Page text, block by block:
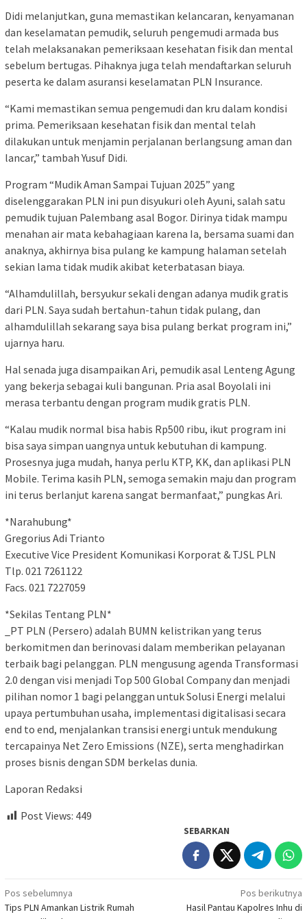
Didi melanjutkan, guna memastikan kelancaran, kenyamanan
dan keselamatan pemudik, seluruh pengemudi armada bus
telah melaksanakan pemeriksaan kesehatan fisik dan mental
sebelum bertugas. Pihaknya juga telah mendaftarkan seluruh
peserta ke dalam asuransi keselamatan PLN Insurance.
“Kami memastikan semua pengemudi dan kru dalam kondisi
prima. Pemeriksaan kesehatan fisik dan mental telah
dilakukan untuk menjamin perjalanan berlangsung aman dan
lancar,” tambah Yusuf Didi.
Program “Mudik Aman Sampai Tujuan 2025” yang
diselenggarakan PLN ini pun disyukuri oleh Ayuni, salah satu
pemudik tujuan Palembang asal Bogor. Dirinya tidak mampu
menahan air mata kebahagiaan karena Ia, bersama suami dan
anaknya, akhirnya bisa pulang ke kampung halaman setelah
sekian lama tidak mudik akibat keterbatasan biaya.
“Alhamdulillah, bersyukur sekali dengan adanya mudik gratis
dari PLN. Saya sudah bertahun-tahun tidak pulang, dan
alhamdulillah sekarang saya bisa pulang berkat program ini,”
ujarnya haru.
Hal senada juga disampaikan Ari, pemudik asal Lenteng Agung
yang bekerja sebagai kuli bangunan. Pria asal Boyolali ini
merasa terbantu dengan program mudik gratis PLN.
“Kalau mudik normal bisa habis Rp500 ribu, ikut program ini
bisa saya simpan uangnya untuk kebutuhan di kampung.
Prosesnya juga mudah, hanya perlu KTP, KK, dan aplikasi PLN
Mobile. Terima kasih PLN, semoga semakin maju dan program
ini terus berlanjut karena sangat bermanfaat,” pungkas Ari.
*Narahubung*
Gregorius Adi Trianto
Executive Vice President Komunikasi Korporat & TJSL PLN
Tlp. 021 7261122
Facs. 021 7227059
*Sekilas Tentang PLN*
_PT PLN (Persero) adalah BUMN kelistrikan yang terus
berkomitmen dan berinovasi dalam memberikan pelayanan
terbaik bagi pelanggan. PLN mengusung agenda Transformasi
2.0 dengan visi menjadi Top 500 Global Company dan menjadi
pilihan nomor 1 bagi pelanggan untuk Solusi Energi melalui
upaya pertumbuhan usaha, implementasi digitalisasi secara
end to end, menjalankan transisi energi untuk mendukung
tercapainya Net Zero Emissions (NZE), serta menghadirkan
proses bisnis dengan SDM berkelas dunia.
Laporan Redaksi
Post Views: 449
SEBARKAN
Navigasi
pos
Pos sebelumnya
Tips PLN Amankan Listrik Rumah
Pos berikutnya
Hasil Pantau Kapolres Inhu di